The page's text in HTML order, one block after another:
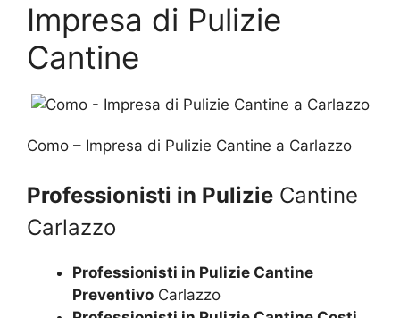
Impresa di Pulizie
Cantine
Como – Impresa di Pulizie Cantine a Carlazzo
Professionisti in Pulizie Cantine
Carlazzo
Professionisti in Pulizie Cantine
Preventivo Carlazzo